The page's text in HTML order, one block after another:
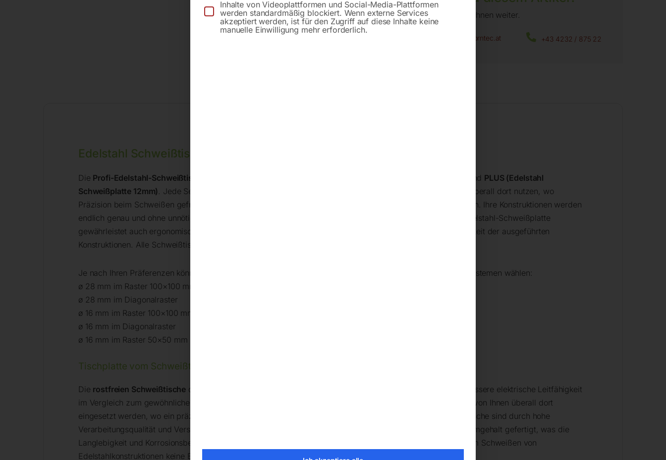
Gerne helfen wir Ihnen weiter.
office@horntec.at +43 4232 / 875 22
Edelstahl Schweißtisch auf Füßen – Serie PLUS
Die Profi-Edelstahl-Schweißtische von GPPH gibt es in zwei Serien: PRO (Edelstahl Schweißplatte 15mm) und PLUS (Edelstahl
Schweißplatte 12mm) . Jede Serie hat 10 verschiedene Plattformabmessungen zur Auswahl. Sie können sie überall dort nutzen, wo
Präzision beim Schweißen gefragt wird. Sie nutzen ihn zum manuellen oder automatischen Schweißen nutzen. Ihre Konstruktionen werden
endlich genau und ohne unnötige Verbesserungen ausgeführt! Der günstige und stabile Schweißtisch mit Edelstahl-Schweißplatte
gewährleistet auch ergonomische und schnelle Arbeit unter Einhaltung der Präzision sowie die Wiederholbarkeit der ausgeführten
Konstruktionen. Alle Schweißtische können mit Füßen oder wahlweise mit Rädern ausgeführt werden.
Je nach Ihren Präferenzen können Sie ihren
aus den nachfolgenden Bohrungssystemen wählen:
ø 28 mm im Raster 100×100 mm
ø 28 mm im Diagonalraster
ø 16 mm im Raster 100×100 mm
ø 16 mm im Diagonalraster
ø 16 mm im Raster 50×50 mm
Tischplatte vom Schweißtisch – Schweißplatte in Edelstahl
Die rostfreien Schweißtische der INOX-Serie sind aus rostfreiem Stahl der Güte 1.4301 gefertigt, der eine bessere elektrische Leitfähigkeit
im Vergleich zum gewöhnlichen Stahl hat – elektrischer Widerstand bei 20°C = 0,73 (Ω mm²)/m. Sie können von Ihnen überall dort
eingesetzt werden, wo ein präzises Schweißen von rostfreiem Stahl erforderlich ist. Die rostfreien Schweißtische sind durch hohe
Verarbeitungsqualität und Verschleißfestigkeit gekennzeichnet. Sie sind aus rostfreiem Stahl mit hohem Chromgehalt gefertigt, was die
Langlebigkeit und Korrosionsbeständigkeit versichert. Bei der Arbeit mit Schweißtischen GPPHINOX sind beim Schweißen von
Edelstahlkonstruktionen keine Eisenausscheidungen und keine Korrosionsausbrüche zu befürchten.
Inhalte von Videoplattformen und Social-Media-Plattformen
werden standardmäßig blockiert. Wenn externe Services
akzeptiert werden, ist für den Zugriff auf diese Inhalte keine
manuelle Einwilligung mehr erforderlich.